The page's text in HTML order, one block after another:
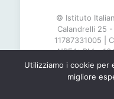
© Istituto
Calandrelli 25
11787331005 |
NREA: RM -
Utilizziamo i cookie per
migliore